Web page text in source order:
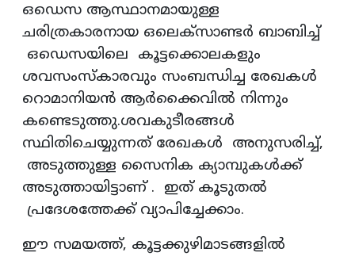
ഒഡെസ ആസ്ഥാനമായുള്ള
ചരിത്രകാരനായ ഒലെക്സാണ്ടർ ബാബിച്ച്
ഒഡെസയിലെ കൂട്ടക്കൊലകളും
ശവസംസ്കാരവും സംബന്ധിച്ച രേഖകൾ
റൊമാനിയൻ ആർക്കൈവിൽ നിന്നും
കണ്ടെടുത്തു.ശവകുടീരങ്ങൾ
സ്ഥിതിചെയ്യുന്നത് രേഖകൾ അനുസരിച്ച്,
അടുത്തുള്ള സൈനിക ക്യാമ്പുകൾക്ക്
അടുത്തായിട്ടാണ് . ഇത് കൂടുതൽ
പ്രദേശത്തേക്ക് വ്യാപിച്ചേക്കാം.
ഈ സമയത്ത്, കൂട്ടക്കുഴിമാടങ്ങളിൽ